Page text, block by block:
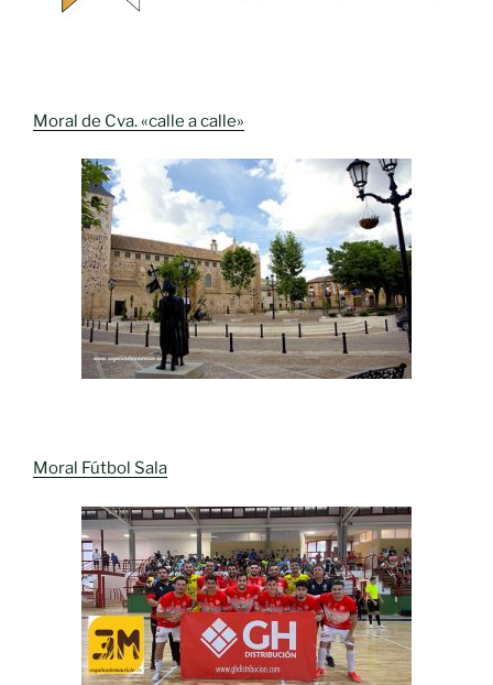
Moral de Cva. «calle a calle»
Moral Fútbol Sala